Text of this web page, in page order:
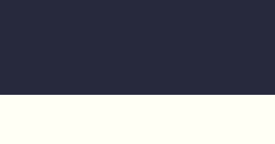
springen